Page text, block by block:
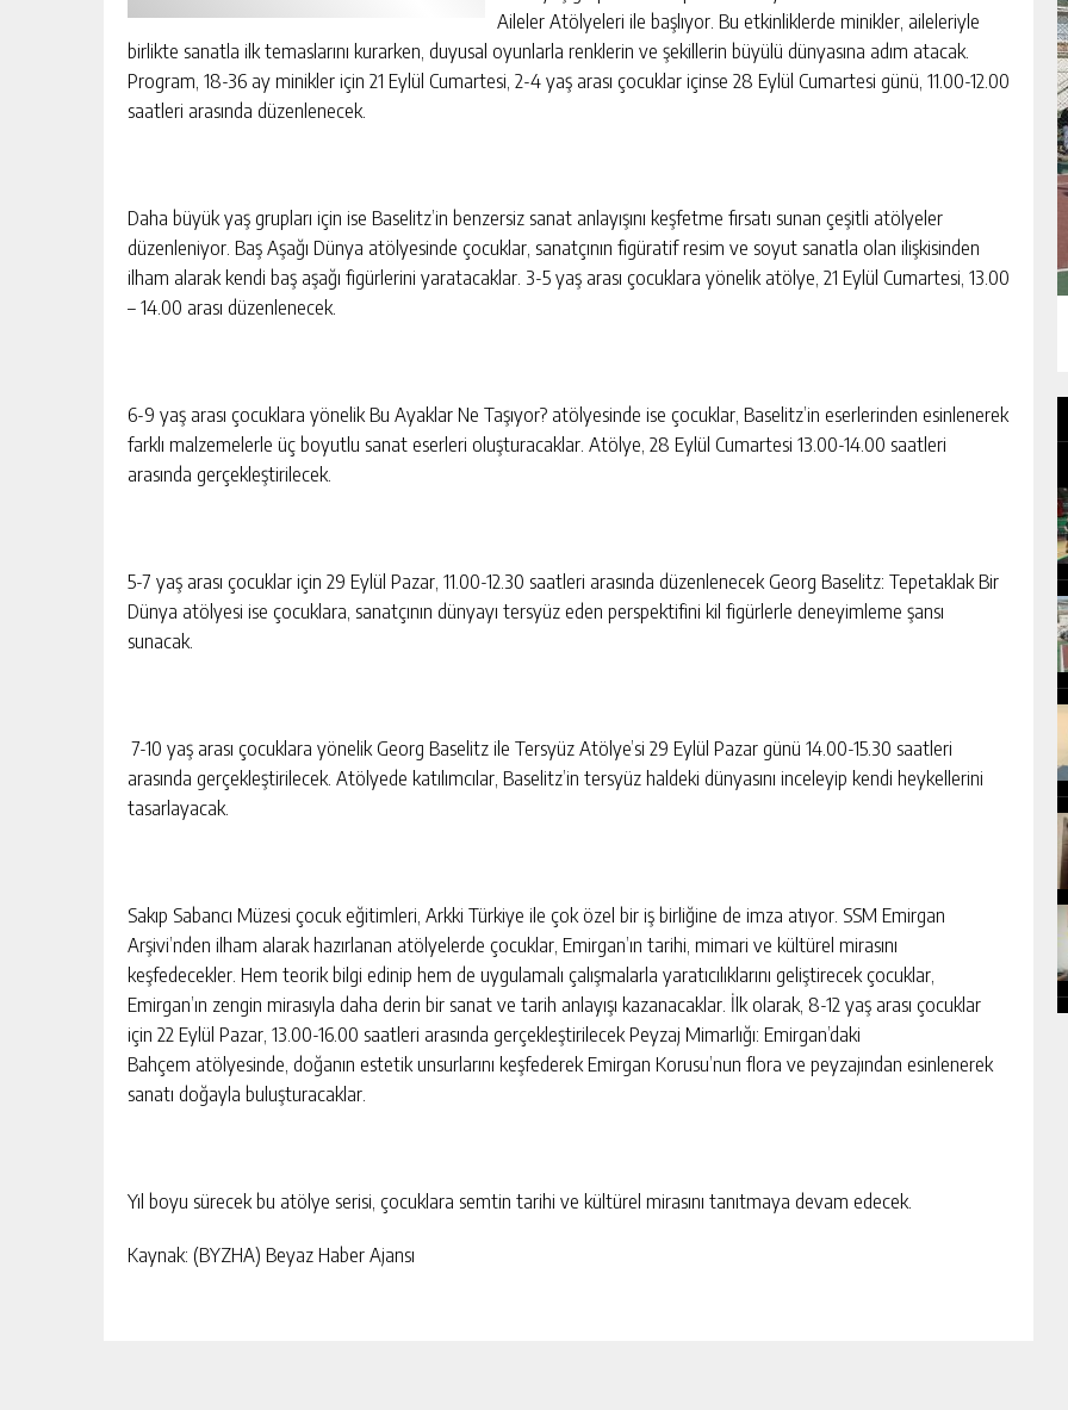
Aileler Atölyeleri ile başlıyor. Bu etkinliklerde minikler, aileleriyle
birlikte sanatla ilk temaslarını kurarken, duyusal oyunlarla renklerin ve şekillerin büyülü dünyasına adım atacak.
Program, 18-36 ay minikler için 21 Eylül Cumartesi, 2-4 yaş arası çocuklar içinse 28 Eylül Cumartesi günü, 11.00-12.00
saatleri arasında düzenlenecek.
Daha büyük yaş grupları için ise Baselitz’in benzersiz sanat anlayışını keşfetme fırsatı sunan çeşitli atölyeler
düzenleniyor. Baş Aşağı Dünya atölyesinde çocuklar, sanatçının figüratif resim ve soyut sanatla olan ilişkisinden
ilham alarak kendi baş aşağı figürlerini yaratacaklar. 3-5 yaş arası çocuklara yönelik atölye, 21 Eylül Cumartesi, 13.00
– 14.00 arası düzenlenecek.
6-9 yaş arası çocuklara yönelik Bu Ayaklar Ne Taşıyor? atölyesinde ise çocuklar, Baselitz’in eserlerinden esinlenerek
farklı malzemelerle üç boyutlu sanat eserleri oluşturacaklar. Atölye, 28 Eylül Cumartesi 13.00-14.00 saatleri
arasında gerçekleştirilecek.
5-7 yaş arası çocuklar için 29 Eylül Pazar, 11.00-12.30 saatleri arasında düzenlenecek Georg Baselitz: Tepetaklak Bir
Dünya atölyesi ise çocuklara, sanatçının dünyayı tersyüz eden perspektifini kil figürlerle deneyimleme şansı
sunacak.
7-10 yaş arası çocuklara yönelik Georg Baselitz ile Tersyüz Atölye’si 29 Eylül Pazar günü 14.00-15.30 saatleri
arasında gerçekleştirilecek. Atölyede katılımcılar, Baselitz’in tersyüz haldeki dünyasını inceleyip kendi heykellerini
tasarlayacak.
Sakıp Sabancı Müzesi çocuk eğitimleri, Arkki Türkiye ile çok özel bir iş birliğine de imza atıyor. SSM Emirgan
Arşivi’nden ilham alarak hazırlanan atölyelerde çocuklar, Emirgan’ın tarihi, mimari ve kültürel mirasını
keşfedecekler. Hem teorik bilgi edinip hem de uygulamalı çalışmalarla yaratıcılıklarını geliştirecek çocuklar,
Emirgan’ın zengin mirasıyla daha derin bir sanat ve tarih anlayışı kazanacaklar. İlk olarak, 8-12 yaş arası çocuklar
için 22 Eylül Pazar, 13.00-16.00 saatleri arasında gerçekleştirilecek Peyzaj Mimarlığı: Emirgan’daki
Bahçem atölyesinde, doğanın estetik unsurlarını keşfederek Emirgan Korusu’nun flora ve peyzajından esinlenerek
sanatı doğayla buluşturacaklar.
Yıl boyu sürecek bu atölye serisi, çocuklara semtin tarihi ve kültürel mirasını tanıtmaya devam edecek.
Kaynak: (BYZHA) Beyaz Haber Ajansı